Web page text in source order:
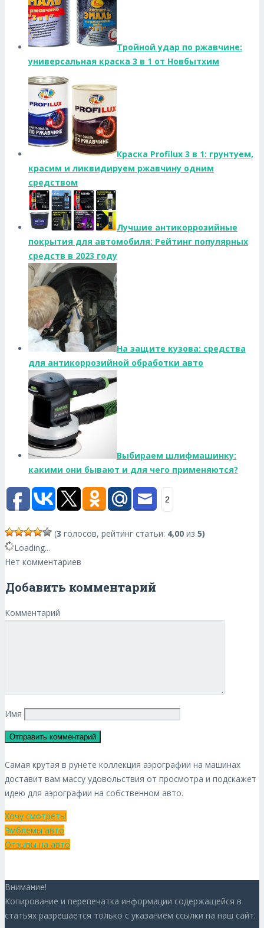
Тройной удар по ржавчине:
универсальная краска 3 в 1 от Новбытхим
Краска Profilux 3 в 1: грунтуем,
красим и ликвидируем ржавчину одним
средством
Лучшие антикоррозийные
покрытия для автомобиля: Рейтинг популярных
средств в 2023 году
На защите кузова: средства
для антикоррозийной обработки авто
Выбираем шлифмашинку:
какими они бывают и для чего применяются?
2
(3 голосов, рейтинг статьи: 4,00 из 5)
Loading...
Нет комментариев
Добавить комментарий
Комментарий
Имя
Самая крутая в рунете коллекция аэрографии на машинах
доставит вам массу удовольствия от просмотра и подскажет
идею для аэрографии на собственном авто.
Хочу смотреть!
Эмблемы авто
Отзывы на авто
Внимание!
Копирование и перепечатка информации содержащейся в
статьях разрешается только с указанием ссылки на наш сайт.